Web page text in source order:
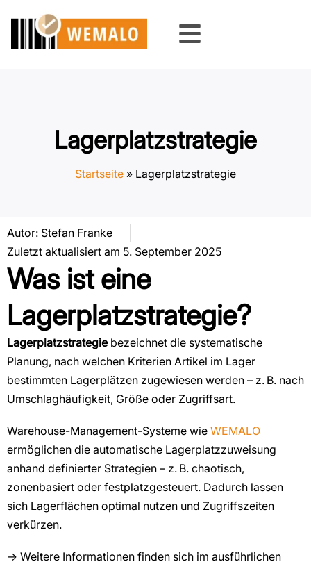
springen
Lagerplatzstrategie
Startseite » Lagerplatzstrategie
Autor: Stefan Franke
Zuletzt aktualisiert am 5. September 2025
Was ist eine
Lagerplatzstrategie?
Lagerplatzstrategiebezeichnet die systematische
Planung, nach welchen Kriterien Artikel im Lager
bestimmten Lagerplätzen zugewiesen werden – z. B. nach
Umschlaghäufigkeit, Größe oder Zugriffsart.
Warehouse-Management-Systeme wie WEMALO
ermöglichen die automatische Lagerplatzzuweisung
anhand definierter Strategien – z. B. chaotisch,
zonenbasiert oder festplatzgesteuert. Dadurch lassen
sich Lagerflächen optimal nutzen und Zugriffszeiten
verkürzen.
→ Weitere Informationen finden sich im ausführlichen